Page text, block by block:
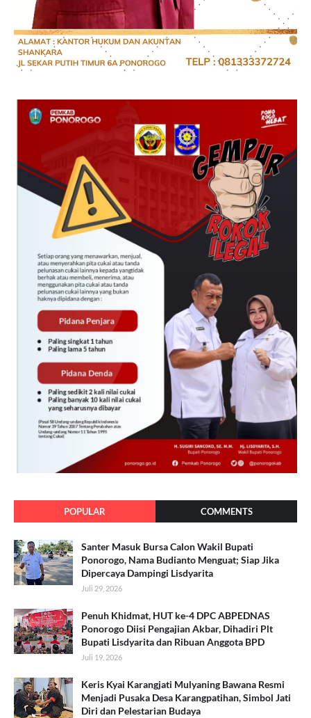
POPULAR COMMENTS
Santer Masuk Bursa Calon Wakil Bupati
Ponorogo, Nama Budianto Menguat; Siap Jika
Dipercaya Dampingi Lisdyarita
Juli 29, 2026
Penuh Khidmat, HUT ke-4 DPC ABPEDNAS
Ponorogo Diisi Pengajian Akbar, Dihadiri Plt
Bupati Lisdyarita dan Ribuan Anggota BPD
Juli 19, 2026
Keris Kyai Karangjati Mulyaning Bawana Resmi
Menjadi Pusaka Desa Karangpatihan, Simbol Jati
Diri dan Pelestarian Budaya